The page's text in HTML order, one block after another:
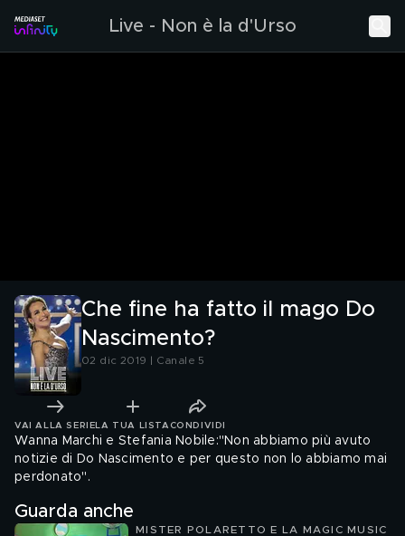
Live - Non è la d'Urso
Che fine ha fatto il mago Do
Nascimento?
02 dic 2019 | Canale 5
VAI ALLA SERIE LA TUA LISTA CONDIVIDI
Wanna Marchi e Stefania Nobile:"Non abbiamo più avuto
notizie di Do Nascimento e per questo non lo abbiamo mai
perdonato".
Guarda anche
MISTER POLARETTO E LA MAGIC MUSIC